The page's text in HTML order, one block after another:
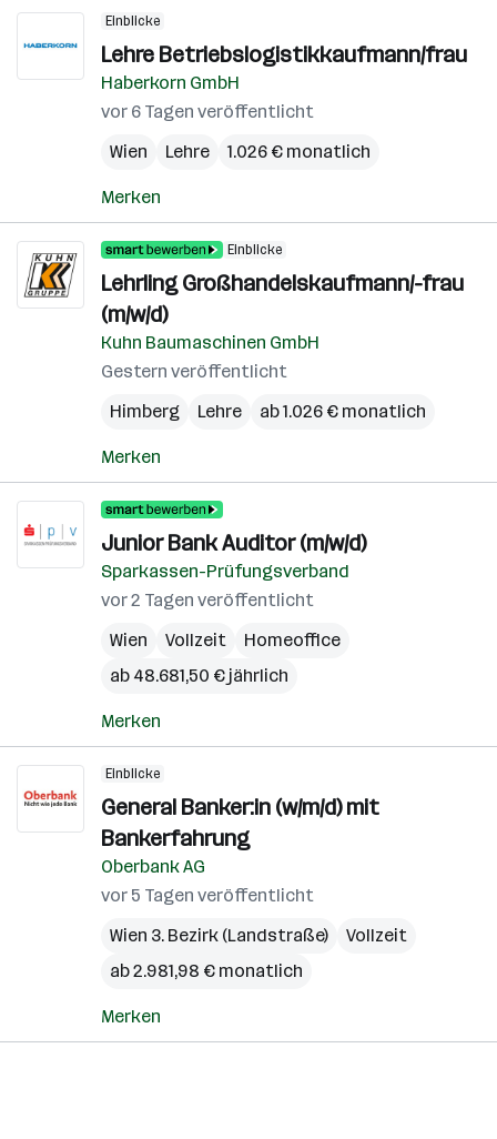
Einblicke
Lehre Betriebslogistikkaufmann/frau
Haberkorn GmbH
vor 6 Tagen veröffentlicht
Wien
Lehre 1.026 € monatlich
Merken
Einblicke
Lehrling Großhandelskaufmann/-frau
(m/w/d)
Kuhn Baumaschinen GmbH
Gestern veröffentlicht
Himberg
Lehre ab 1.026 € monatlich
Merken
Junior Bank Auditor (m/w/d)
Sparkassen-Prüfungsverband
vor 2 Tagen veröffentlicht
Wien
Vollzeit
Homeoffice
ab 48.681,50 € jährlich
Merken
Einblicke
General Banker:in (w/m/d) mit
Bankerfahrung
Oberbank AG
vor 5 Tagen veröffentlicht
Wien 3. Bezirk (Landstraße)
Vollzeit
ab 2.981,98 € monatlich
Merken